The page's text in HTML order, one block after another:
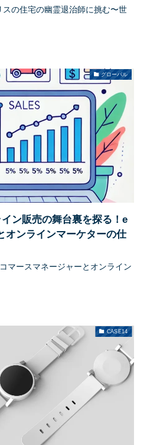
の住宅の幽霊退治師に挑む〜世
グローバル
イン販売の舞台裏を探る！e
オンラインマーケターの仕
マースマネージャーとオンライン
CASE14